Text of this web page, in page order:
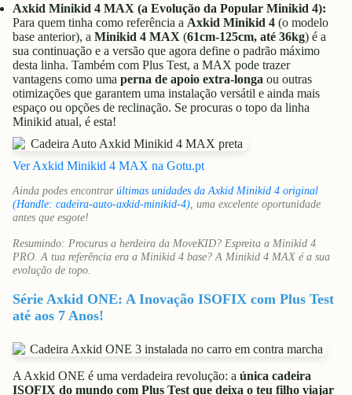
Axkid Minikid 4 MAX (a Evolução da Popular Minikid 4):
Para quem tinha como referência a Axkid Minikid 4 (o modelo
base anterior), a Minikid 4 MAX (61cm-125cm, até 36kg) é a
sua continuação e a versão que agora define o padrão máximo
desta linha. Também com Plus Test, a MAX pode trazer
vantagens como uma perna de apoio extra-longa ou outras
otimizações que garantem uma instalação versátil e ainda mais
espaço ou opções de reclinação. Se procuras o topo da linha
Minikid atual, é esta!
Ver Axkid Minikid 4 MAX na Gotu.pt
Ainda podes encontrarúltimas unidades da Axkid Minikid 4 original
(Handle: cadeira-auto-axkid-minikid-4), uma excelente oportunidade
antes que esgote!
Resumindo: Procuras a herdeira da MoveKID? Espreita a Minikid 4
PRO. A tua referência era a Minikid 4 base? A Minikid 4 MAX é a sua
evolução de topo.
Série Axkid ONE: A Inovação ISOFIX com Plus Test
até aos 7 Anos!
A Axkid ONE é uma verdadeira revolução: a única cadeira
ISOFIX do mundo com Plus Test que deixa o teu filho viajar